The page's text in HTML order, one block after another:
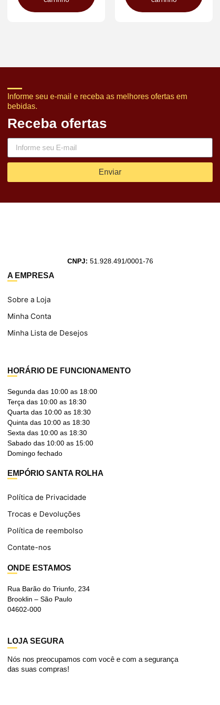
Informe seu e-mail e receba as melhores ofertas em
bebidas.
Receba ofertas
Enviar
CNPJ: 51.928.491/0001-76
A EMPRESA
Sobre a Loja
Minha Conta
Minha Lista de Desejos
HORÁRIO DE FUNCIONAMENTO
Segunda das 10:00 as 18:00
Terça das 10:00 as 18:30
Quarta das 10:00 as 18:30
Quinta das 10:00 as 18:30
Sexta das 10:00 as 18:30
Sabado das 10:00 as 15:00
Domingo fechado
EMPÓRIO SANTA ROLHA
Política de Privacidade
Trocas e Devoluções
Política de reembolso
Contate-nos
ONDE ESTAMOS
Rua Barão do Triunfo, 234
Brooklin – São Paulo
04602-000
LOJA SEGURA
Nós nos preocupamos com você e com a segurança
das suas compras!